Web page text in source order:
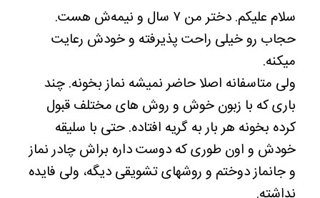
سلام علیکم. دختر من ۷ سال و نیمه‌ش هست.
حجاب رو خیلی راحت پذیرفته و خودش رعایت
میکنه.
ولی متاسفانه اصلا حاضر نمیشه نماز بخونه. چند
باری که با زبون خوش و روش های مختلف قبول
کرده بخونه هر بار به گریه افتاده. حتی با سلیقه
خودش و اون طوری که دوست داره براش چادر نماز
و جانماز دوختم و روشهای تشویقی دیگه، ولی فایده